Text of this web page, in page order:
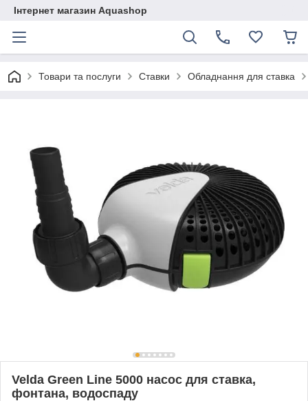
Інтернет магазин Aquashop
Товари та послуги Ставки Обладнання для ставка
Velda Green Line 5000 насос для ставка,
фонтана, водоспаду